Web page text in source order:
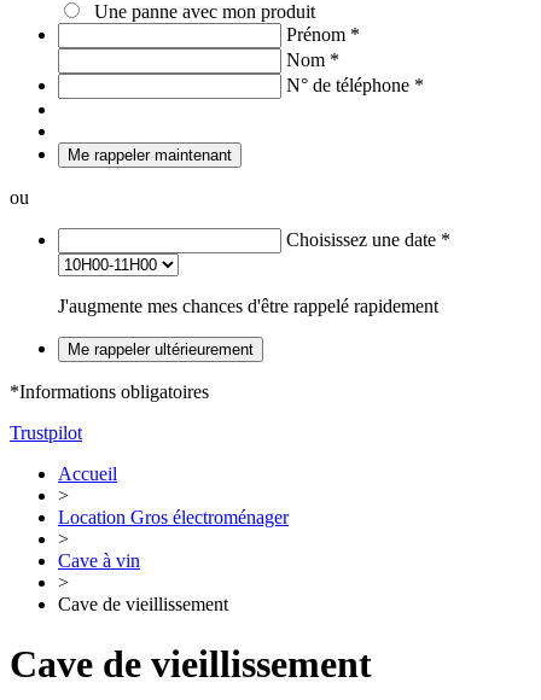
Une panne avec mon produit
Prénom *
Nom *
N° de téléphone *
Me rappeler maintenant
ou
Choisissez une date *
J'augmente mes chances d'être rappelé rapidement
Me rappeler ultérieurement
*Informations obligatoires
Trustpilot
Accueil
>
Location Gros électroménager
>
Cave à vin
>
Cave de vieillissement
Cave de vieillissement